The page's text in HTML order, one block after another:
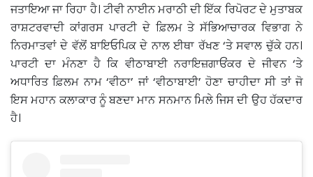
ਜਤਾਇਆ ਜਾ ਰਿਹਾ ਹੈ। ਟੀਵੀ ਨਾਈਨ ਮਰਾਠੀ ਦੀ ਇੱਕ ਰਿਪੋਰਟ ਦੇ ਮੁਤਾਬਕ
ਰਾਸ਼ਟਰਵਾਦੀ ਕਾਂਗਰਸ ਪਾਰਟੀ ਦੇ ਫ਼ਿਲਮ ਤੇ ਸੱਭਿਆਚਾਰਕ ਵਿਭਾਗ ਨੇ
ਨਿਰਮਾਤਵਾਂ ਦੇ ਵੱਲੋਂ ਬਾਇਓਪਿਕ ਦੇ ਨਾਲ ਈਥਾ ਰੱਖਣ ‘ਤੇ ਸਵਾਲ ਚੁੱਕੇ ਹਨ।
ਪਾਰਟੀ ਦਾ ਮੰਨਣਾ ਹੈ ਕਿ ਵੀਠਾਬਾਈ ਨਰਾਇਜ਼ਗਾਓਂਕਰ ਦੇ ਜੀਵਨ ‘ਤੇ
ਅਧਾਰਿਤ ਫ਼ਿਲਮ ਨਾਮ ‘ਵੀਠਾ’ ਜਾਂ ‘ਵੀਠਾਬਾਈ’ ਹੋਣਾ ਚਾਹੀਦਾ ਸੀ ਤਾਂ ਜੋ
ਇਸ ਮਹਾਨ ਕਲਾਕਾਰ ਨੂੰ ਬਣਦਾ ਮਾਨ ਸਨਮਾਨ ਮਿਲੇ ਜਿਸ ਦੀ ਉਹ ਹੱਕਦਾਰ
ਹੈ।